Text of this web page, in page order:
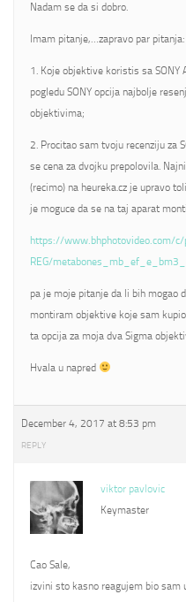
Nadam se da si dobro.
Imam pitanje,…zapravo par pitanja:
1. Koje objektive koristis sa
pogledu SONY opcija najbolje
objektivima;
2. Procitao sam tvoju recenziju za
se cena za dvojku prepolovila.
(recimo) na heureka.cz je upravo
je moguce da se na taj aparat
https://www.bhphotovideo.com/
REG/
pa je moje pitanje da li bih mogao
montiram objektive koje sam
ta opcija za moja dva Sigma
Hvala u napred
December 4, 2017 at 8:53 pm
REPLY
viktor pavlovic
Keymaster
Cao Sale,
izvini sto kasno reagujem bio sam